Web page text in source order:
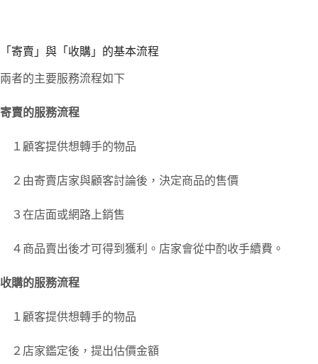
「寄賣」與「收購」的基本流程
兩者的主要服務流程如下
寄賣的服務流程
１顧客提供想轉手的物品
２由寄賣店家與顧客討論後，決定商品的售價
３在店面或網路上銷售
４商品賣出後才可得到獲利。店家會從中酌收手續費。
收購的服務流程
１顧客提供想轉手的物品
２店家鑑定後，提出估價金額